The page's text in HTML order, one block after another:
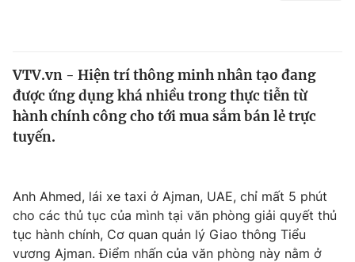
Thế giới
Tin tức
Thế giới đó đây
Kinh tế
Tài chính
Góc doanh nghiệp
Truyền hình
Phim VTV
Giải trí
VTV.vn - Hiện trí thông minh nhân tạo đang
được ứng dụng khá nhiều trong thực tiễn từ
hành chính công cho tới mua sắm bán lẻ trực
tuyến.
Anh Ahmed, lái xe taxi ở Ajman, UAE, chỉ mất 5 phút
cho các thủ tục của mình tại văn phòng giải quyết thủ
tục hành chính, Cơ quan quản lý Giao thông Tiểu
vương Ajman. Điểm nhấn của văn phòng này nằm ở